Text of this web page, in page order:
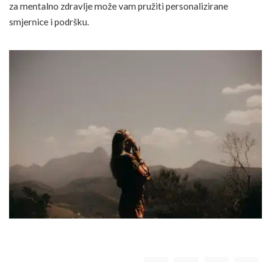
za mentalno zdravlje može vam pružiti personalizirane
smjernice i podršku.